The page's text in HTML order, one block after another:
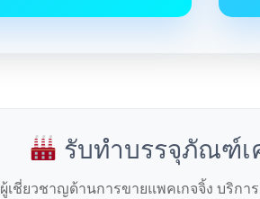
รับทำบรรจุภัณฑ์เ
เชี่ยวชาญด้านการขายแพคเกจจิ้ง บริก